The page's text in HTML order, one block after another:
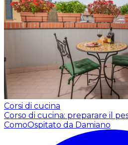
Corsi di cucina
Corso di cucina: preparare il
ComoOspitato da Damiano